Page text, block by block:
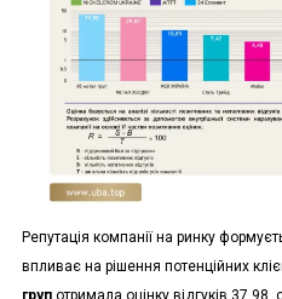
Репутація компанії на ринку
впливає на рішення потенційних
групотримала оцінку відгуків